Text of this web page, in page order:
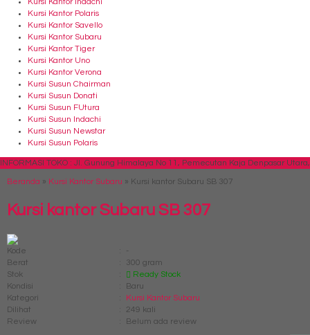
Kursi Kantor Polaris
Kursi Kantor Savello
Kursi Kantor Subaru
Kursi Kantor Tiger
Kursi Kantor Uno
Kursi Kantor Verona
Kursi Susun Chairman
Kursi Susun Donati
Kursi Susun FUtura
Kursi Susun Indachi
Kursi Susun Newstar
Kursi Susun Polaris
INFORMASI TOKO : Jl. Gunung Himalaya No 11, Pemecutan Kaja Denpasar
Beranda » Kursi Kantor Subaru » Kursi kantor Subaru SB 307
Kursi kantor Subaru SB 307
Kode :
-
Berat
:
300 gram
Stok
:
Ready Stock
Kondisi
:
Baru
Kategori
:
Kursi Kantor Subaru
Dilihat
:
249 kali
Review
: Belum ada review